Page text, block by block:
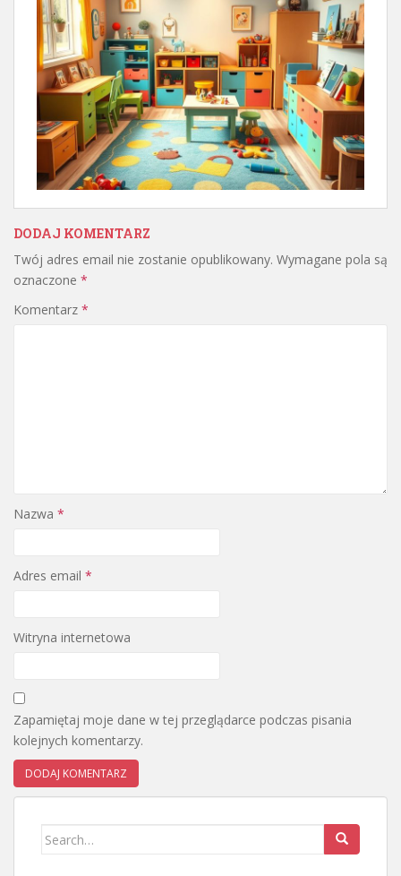
DODAJ KOMENTARZ
Twój adres email nie zostanie opublikowany. Wymagane pola są
oznaczone *
Komentarz *
Nazwa *
Adres email *
Witryna internetowa
Zapamiętaj moje dane w tej przeglądarce podczas pisania
kolejnych komentarzy.
Search